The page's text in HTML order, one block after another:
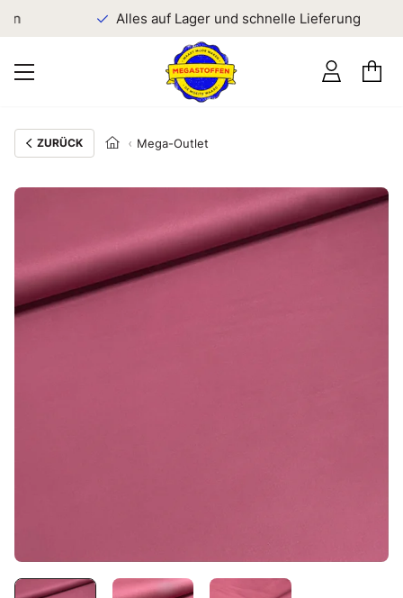
Alles auf Lager und schnelle Lieferung
ZURÜCK Mega-Outlet